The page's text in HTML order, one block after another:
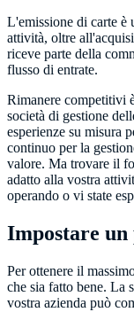
L'emissione di carte è
attività, oltre
riceve parte della
flusso di entrate.
Rimanere competitivi
società di gestione
esperienze su misura
continuo per la
valore. Ma trovare il
adatto alla vostra
operando o vi state
Impostare
Per ottenere il
che sia fatto bene. La